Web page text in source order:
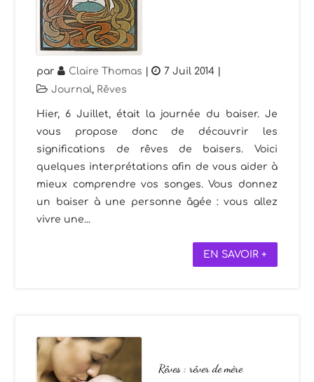
par Claire Thomas | 7 Juil 2014
Journal, Rêves
Hier, 6 Juillet, était la journée du baiser. Je
vous propose donc de découvrir les
significations de rêves de baisers. Voici
quelques interprétations afin de vous aider à
mieux comprendre vos songes. Vous donnez
un baiser à une personne âgée : vous allez
vivre une...
EN SAVOIR +
Rêves : rêver de mère